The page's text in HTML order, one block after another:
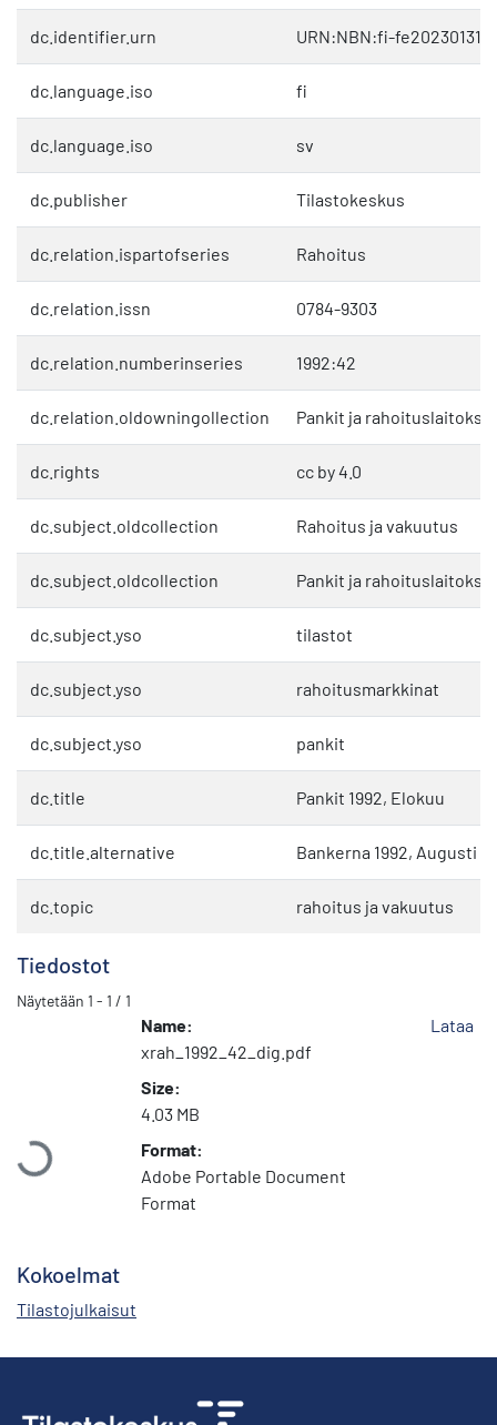
dc.identifier.urn URN:NBN:fi-
dc.language.iso fi
dc.language.iso sv
dc.publisher Tilastokeskus
dc.relation.ispartofseries Rahoitus
dc.relation.issn 0784-9303
dc.relation.numberinseries 1992:42
dc.relation.oldowningollection Pankit ja
dc.rights cc by 4.0
dc.subject.oldcollection Rahoitus ja vakuutus
dc.subject.oldcollection Pankit ja
dc.subject.yso tilastot
dc.subject.yso rahoitusmarkkinat
dc.subject.yso pankit
dc.title Pankit 1992, Elokuu
dc.title.alternative Bankerna 1992, Augusti
dc.topic rahoitus ja vakuutus
Tiedostot
Näytetään 1 - 1 / 1
Ladataan...
Name:
xrah_1992_42_dig.pdf
Size:
4.03 MB
Format:
Adobe Portable Document
Format
Lataa
Kokoelmat
Tilastojulkaisut